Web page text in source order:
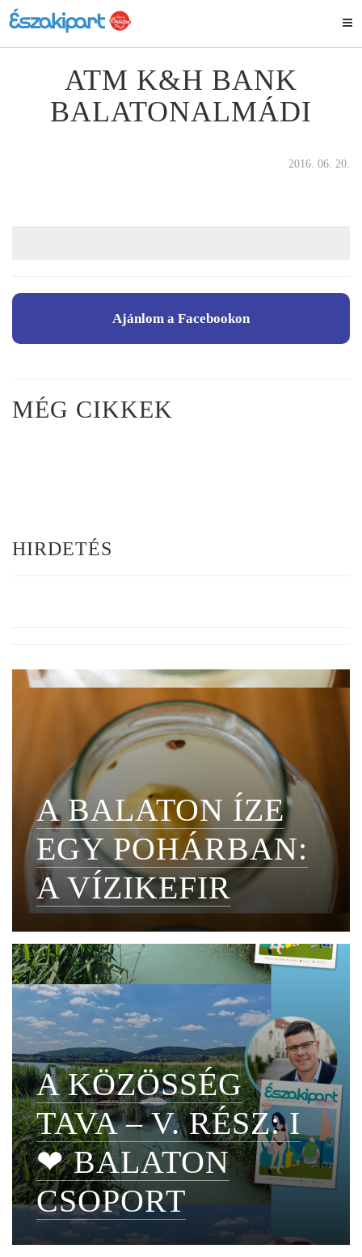
ATM K&H BANK
BALATONALMÁDI
2016. 06. 20.
Ajánlom a Facebookon
MÉG CIKKEK
HIRDETÉS
A BALATON ÍZE
EGY POHÁRBAN:
A VÍZIKEFIR
A KÖZÖSSÉG
TAVA – V. RÉSZ: I
❤ BALATON
CSOPORT